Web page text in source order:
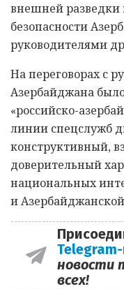
внешней разведки
безопасности
руководителями
На переговорах с
Азербайджана
«российско-
линии спецслужб
конструктивный,
доверительный
национальных
и
новости
всех!